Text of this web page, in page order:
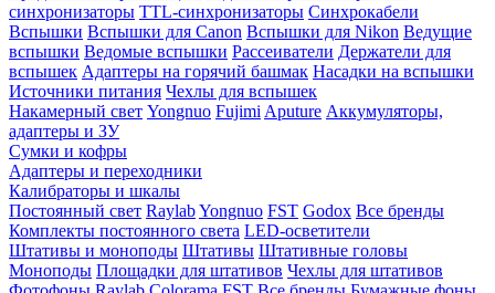
синхронизаторы TTL-синхронизаторы Синхрокабели
Вспышки Вспышки для Canon Вспышки для Nikon Ведущие
вспышки Ведомые вспышки Рассеиватели Держатели для
вспышек Адаптеры на горячий башмак Насадки на вспышки
Источники питания Чехлы для вспышек
Накамерный свет Yongnuo Fujimi Aputure Аккумуляторы,
адаптеры и ЗУ
Сумки и кофры
Адаптеры и переходники
Калибраторы и шкалы
Постоянный свет RaylabYongnuo FST Godox Все бренды
Комплекты постоянного света LED-осветители
Штативы и моноподы Штативы Штативные головы
Моноподы Площадки для штативов Чехлы для штативов